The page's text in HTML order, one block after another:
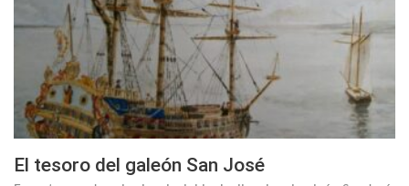
El tesoro del galeón San José